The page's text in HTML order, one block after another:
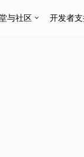
与社区 开发者